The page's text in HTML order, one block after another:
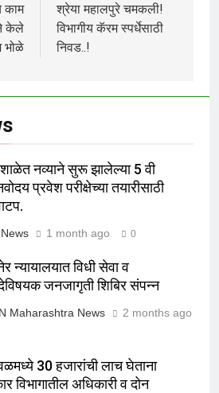
काम
केले
भोळे
श्रेया महालपुरे चमकली!
विभागीय कॅरम स्पर्धेसाठी
निवड..!
शाळेत नव्याने सुरू झालेल्या 5 वी
नवोदय प्रवेश परीक्षेच्या तयारीसाठी
1 month ago 0
न्यायालयात विधी सेवा व
जनजागृती शिबिर संपन्न
Maharashtra News 2 months ago
30 हजारांची लाच घेताना
विभागातील अधिकारी व दोन